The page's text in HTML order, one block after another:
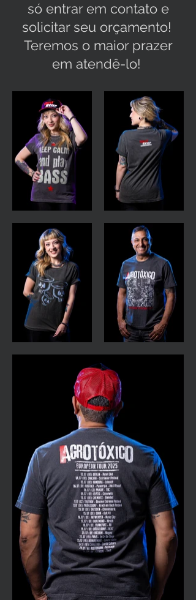
só entrar em contato e
solicitar seu orçamento!
Teremos o maior prazer
em atendê-lo!